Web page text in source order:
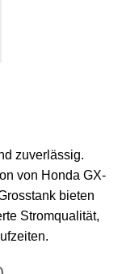
zuverlässig.
von Honda GX-
bieten
Stromqualität,